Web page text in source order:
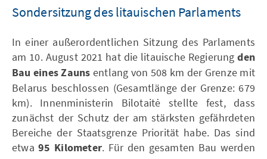
Sondersitzung des litauischen Parlaments
In einer außerordentlichen Sitzung des Parlaments
am 10. August 2021 hat die litauische Regierungden
Bau eines Zauns entlang von 508 km der Grenze mit
Belarus beschlossen (Gesamtlänge der Grenze: 679
km). Innenministerin Bilotaitė stellte fest, dass
zunächst der Schutz der am stärksten gefährdeten
Bereiche der Staatsgrenze Priorität habe. Das sind
etwa95 Kilometer. Für den gesamten Bau werden